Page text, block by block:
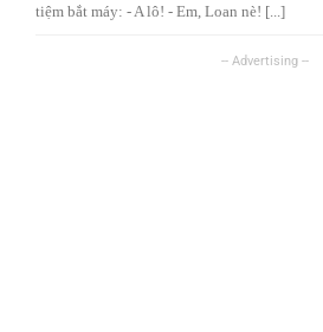
tiệm bắt máy: - A lô! - Em, Loan nè! [...]